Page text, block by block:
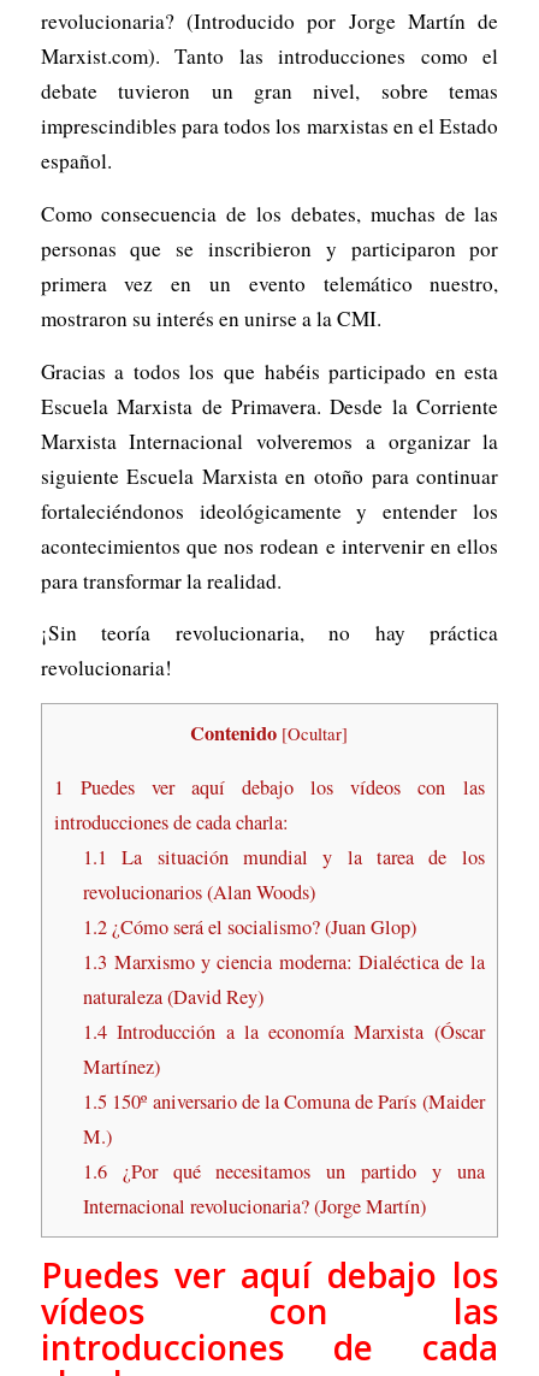
revolucionaria? (Introducido por Jorge Martín de
Marxist.com). Tanto las introducciones como el
debate tuvieron un gran nivel, sobre temas
imprescindibles para todos los marxistas en el Estado
español.
Como consecuencia de los debates, muchas de las
personas que se inscribieron y participaron por
primera vez en un evento telemático nuestro,
mostraron su interés en unirse a la CMI.
Gracias a todos los que habéis participado en esta
Escuela Marxista de Primavera. Desde la Corriente
Marxista Internacional volveremos a organizar la
siguiente Escuela Marxista en otoño para continuar
fortaleciéndonos ideológicamente y entender los
acontecimientos que nos rodean e intervenir en ellos
para transformar la realidad.
¡Sin teoría revolucionaria, no hay práctica
revolucionaria!
Contenido [Ocultar]
1 Puedes ver aquí debajo los vídeos con las
introducciones de cada charla:
1.1 La situación mundial y la tarea de los
revolucionarios (Alan Woods)
1.2¿Cómo será el socialismo? (Juan Glop)
1.3 Marxismo y ciencia moderna: Dialéctica de la
naturaleza (David Rey)
1.4 Introducción a la economía Marxista (Óscar
Martínez)
1.5 150º aniversario de la Comuna de París (Maider
M.)
1.6 ¿Por qué necesitamos un partido y una
Internacional revolucionaria? (Jorge Martín)
Puedes ver aquí debajo los
vídeos con las
introducciones de cada